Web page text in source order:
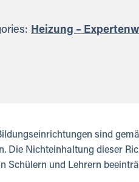
Heizung –
sind
Die Nichteinhaltung dieser
Schülern und Lehrern